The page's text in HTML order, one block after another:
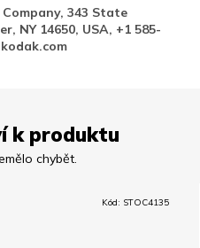
k produktu
Kód: STOC4135
343 State
NY 14650, USA, +1 585-